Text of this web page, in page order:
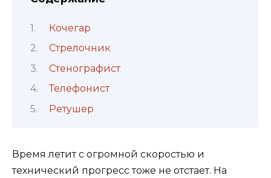
Кочегар
Стрелочник
Стенографист
Телефонист
Ретушер
Время летит с огромной скоростью и
технический прогресс тоже не отстает. На